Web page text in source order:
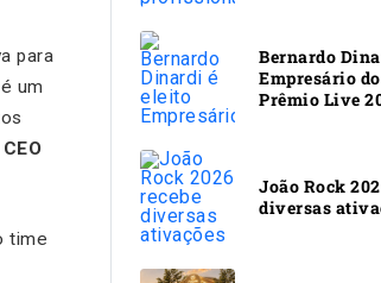
para
um
time
Bernardo
Empresário
Prêmio Live
João Rock
diversas